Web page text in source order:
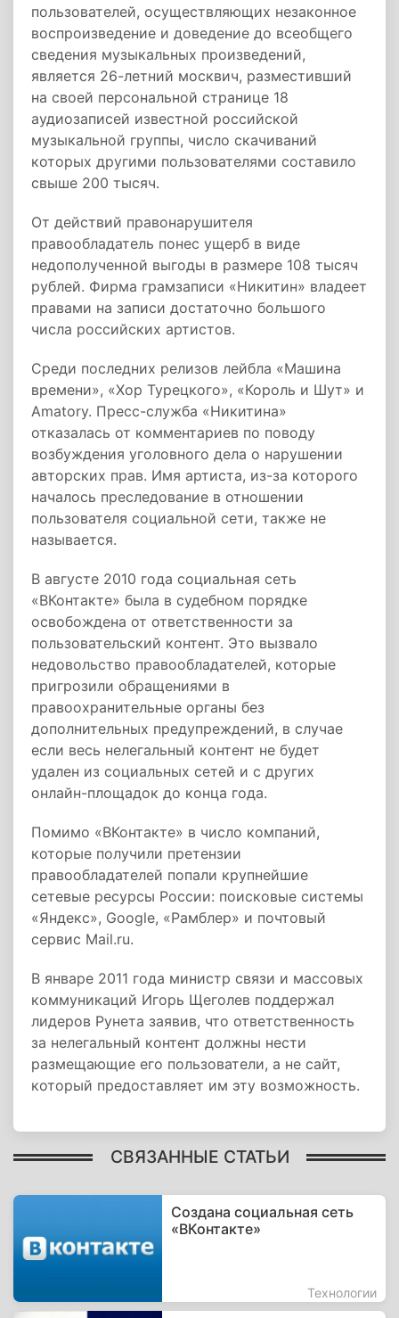
пользователей, осуществляющих незаконное
воспроизведение и доведение до всеобщего
сведения музыкальных произведений,
является 26-летний москвич, разместивший
на своей персональной странице 18
аудиозаписей известной российской
музыкальной группы, число скачиваний
которых другими пользователями составило
свыше 200 тысяч.
От действий правонарушителя
правообладатель понес ущерб в виде
недополученной выгоды в размере 108 тысяч
рублей. Фирма грамзаписи «Никитин» владеет
правами на записи достаточно большого
числа российских артистов.
Cреди последних релизов лейбла «Машина
времени», «Хор Турецкого», «Король и Шут» и
Amatory. Пресс-служба «Никитина»
отказалась от комментариев по поводу
возбуждения уголовного дела о нарушении
авторских прав. Имя артиста, из-за которого
началось преследование в отношении
пользователя социальной сети, также не
называется.
В августе 2010 года социальная сеть
«ВКонтакте» была в судебном порядке
освобождена от ответственности за
пользовательский контент. Это вызвало
недовольство правообладателей, которые
пригрозили обращениями в
правоохранительные органы без
дополнительных предупреждений, в случае
если весь нелегальный контент не будет
удален из социальных сетей и с других
онлайн-площадок до конца года.
Помимо «ВКонтакте» в число компаний,
которые получили претензии
правообладателей попали крупнейшие
сетевые ресурсы России: поисковые системы
«Яндекс», Google, «Рамблер» и почтовый
сервис Mail.ru.
В январе 2011 года министр связи и массовых
коммуникаций Игорь Щеголев поддержал
лидеров Рунета заявив, что ответственность
за нелегальный контент должны нести
размещающие его пользователи, а не сайт,
который предоставляет им эту возможность.
СВЯЗАННЫЕ СТАТЬИ
Создана социальная сеть
«ВКонтакте»
Технологии